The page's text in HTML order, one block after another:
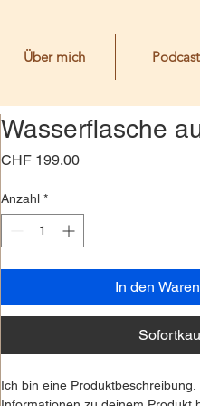
Über mich Podcast
Wasserflasche
CHF 199.00Preis
Anzahl *
In den
Ich bin eine